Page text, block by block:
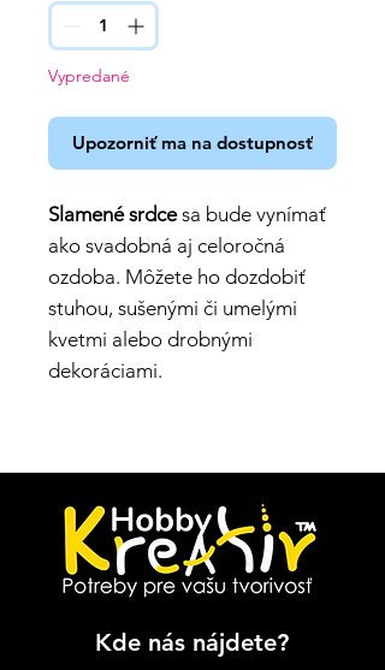
Vypredané
Upozorniť ma na dostupnosť
Slamené srdcesa bude vynímať
ako svadobná aj celoročná
ozdoba. Môžete ho dozdobiť
stuhou, sušenými či umelými
kvetmi alebo drobnými
dekoráciami.
Kde nás nájdete?